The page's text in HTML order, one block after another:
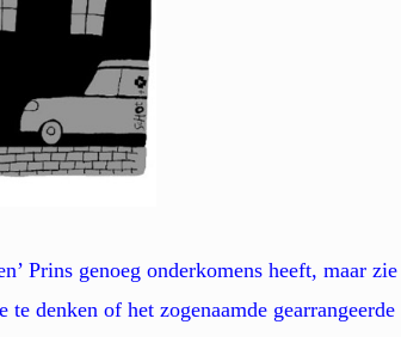
Prins genoeg onderkomens heeft, maar zie
denken of het zogenaamde gearrangeerde